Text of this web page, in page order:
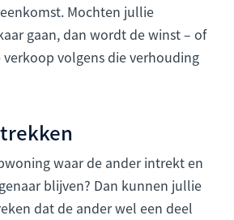
Mochten jullie
gaan, dan wordt de winst – of
verkoop volgens die verhouding
waar de ander intrekt en
blijven? Dan kunnen jullie
dat de ander wel een deel